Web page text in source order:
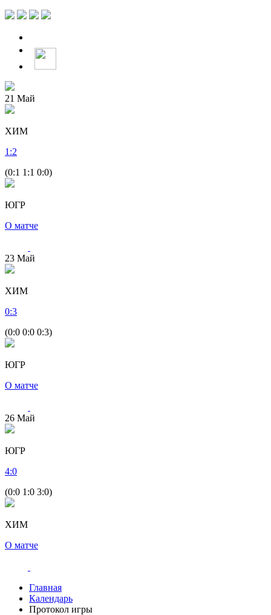
21 Май
ХИМ
1 :2
(0:1 1:1 0:0)
ЮГР
О матче
23 Май
ХИМ
0:3
(0:0 0:0 0:3)
ЮГР
О матче
26 Май
ЮГР
4:0
(0:0 1:0 3:0)
ХИМ
О матче
Главная
Календарь
Протокол игры